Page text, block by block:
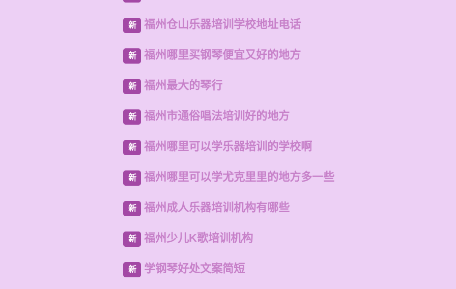
新 福州仓山乐器培训学校地址电话
新 福州哪里买钢琴便宜又好的地方
新 福州最大的琴行
新 福州市通俗唱法培训好的地方
新 福州哪里可以学乐器培训的学校啊
新 福州哪里可以学尤克里里的地方多一些
新 福州成人乐器培训机构有哪些
新 福州少儿K歌培训机构
新 学钢琴好处文案简短